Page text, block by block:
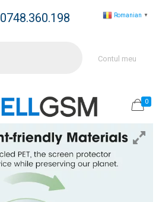
0748.360.198
Contul meu
0
Romanian ▼